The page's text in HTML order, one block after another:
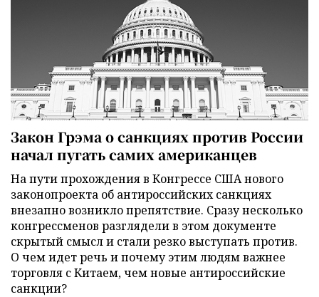
Закон Грэма о санкциях против России
начал пугать самих американцев
На пути прохождения в Конгрессе США нового
законопроекта об антироссийских санкциях
внезапно возникло препятствие. Сразу несколько
конгрессменов разглядели в этом документе
скрытый смысл и стали резко выступать против.
О чем идет речь и почему этим людям важнее
торговля с Китаем, чем новые антироссийские
санкции?